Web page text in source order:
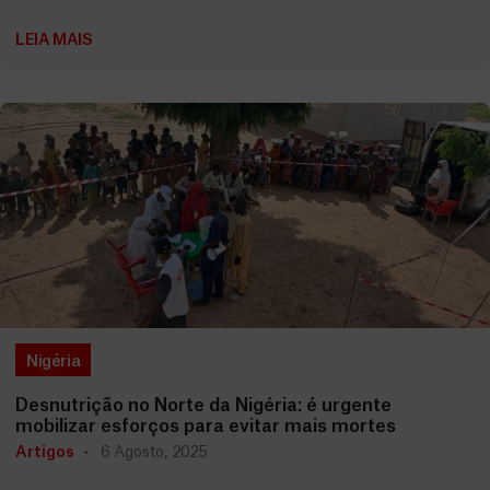
LEIA MAIS
Nigéria
Desnutrição no Norte da Nigéria: é urgente
mobilizar esforços para evitar mais mortes
Artigos 6 Agosto, 2025